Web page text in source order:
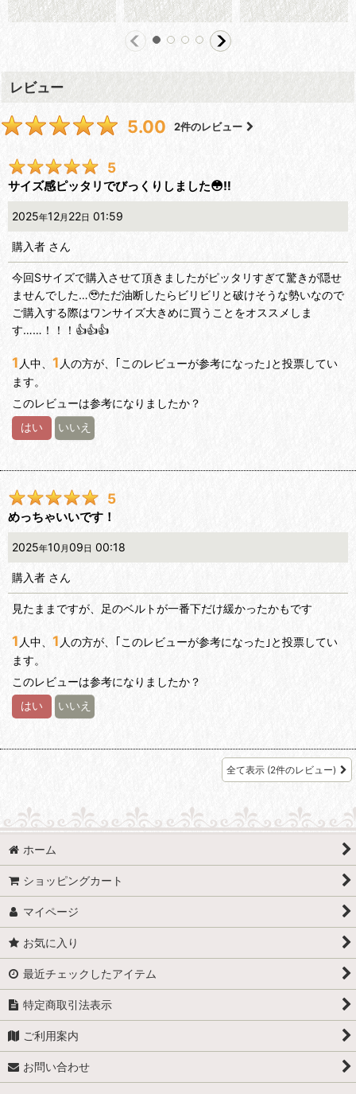
レビュー
5.00 2件のレビュー
5
サイズ感ピッタリでびっくりしました😳‼️
2025年12月 22日 01:59
購入者 さん
今回Sサイズで購入させて頂きましたがピッタリすぎて驚きが隠せ
ませんでした…🥹ただ油断したらビリビリと破けそうな勢いなので
ご購入する際はワンサイズ大きめに買うことをオススメしま
す……！！！👍👍👍
1 人中、 1 人の方が、｢このレビューが参考になった｣と投票してい
ます。
このレビューは参考になりましたか？
はい いいえ
5
めっちゃいいです！
2025年10 月09日 00:18
購入者 さん
見たままですが、足のベルトが一番下だけ緩かったかもです
1 人中、 1 人の方が、｢このレビューが参考になった｣と投票してい
ます。
このレビューは参考になりましたか？
はい いいえ
全て表示 (2件のレビュー)
ホーム
ショッピングカート
マイページ
お気に入り
最近チェックしたアイテム
特定商取引法表示
ご利用案内
お問い合わせ